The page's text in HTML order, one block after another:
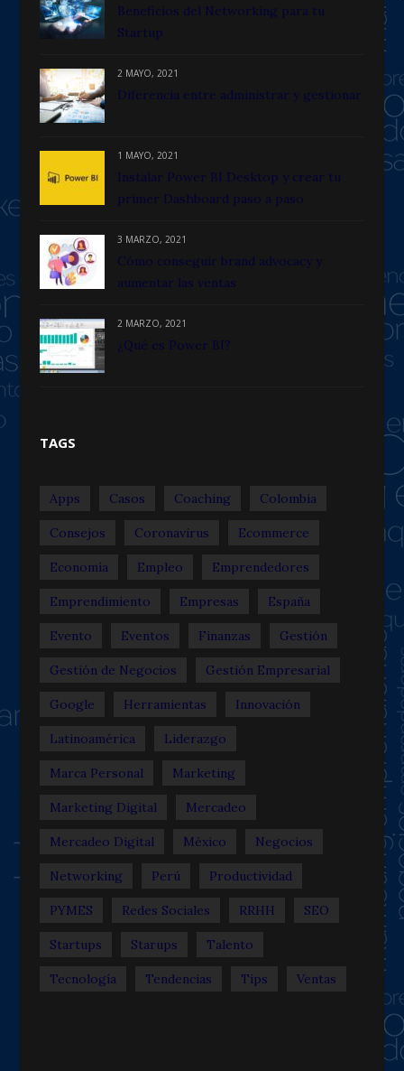
Beneficios del Networking para tu
Startup
2 MAYO, 2021
Diferencia entre administrar y gestionar
1 MAYO, 2021
Instalar Power BI Desktop y crear tu
primer Dashboard paso a paso
3 MARZO, 2021
Cómo conseguir brand advocacy y
aumentar las ventas
2 MARZO, 2021
¿Qué es Power BI?
TAGS
Apps Casos Coaching Colombia
Consejos Coronavirus Ecommerce
Economía Empleo Emprendedores
Emprendimiento Empresas España
Evento Eventos Finanzas Gestión
Gestión de Negocios Gestión Empresarial
Google Herramientas Innovación
Latinoamérica Liderazgo
Marca Personal Marketing
Marketing Digital Mercadeo
Mercadeo Digital México Negocios
Networking Perú Productividad
PYMES Redes Sociales RRHH SEO
Startups Starups Talento
Tecnología Tendencias Tips Ventas